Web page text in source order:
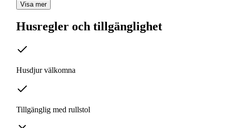
Visa mer
Husregler och tillgänglighet
Husdjur välkomna
Tillgänglig med rullstol